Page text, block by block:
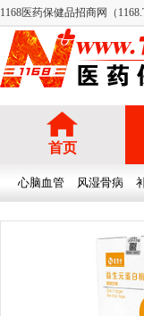
1168医药保健品招商网（
首页
心脑血管 风湿骨病